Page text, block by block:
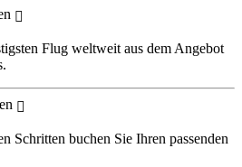
Flug weltweit aus dem Angebot
Schritten buchen Sie Ihren passenden